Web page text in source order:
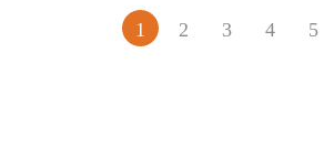
1 2 3 4 5